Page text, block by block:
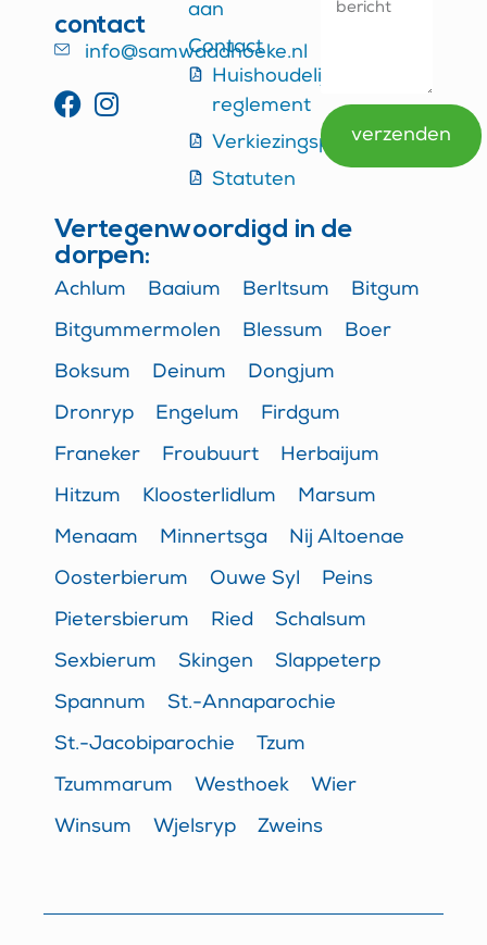
contact
info@samwaadhoeke.nl
aan
Contact
Huishoudelijk
reglement
Verkiezingsprogramma
Statuten
verzenden
Vertegenwoordigd in de
dorpen:
Achlum Baaium Berltsum Bitgum
Bitgummermolen Blessum Boer
Boksum Deinum Dongjum
Dronryp Engelum Firdgum
Franeker Froubuurt Herbaijum
Hitzum Kloosterlidlum Marsum
Menaam Minnertsga Nij Altoenae
Oosterbierum Ouwe Syl Peins
Pietersbierum Ried Schalsum
Sexbierum Skingen Slappeterp
Spannum St.-Annaparochie
St.-Jacobiparochie Tzum
Tzummarum Westhoek Wier
Winsum Wjelsryp Zweins